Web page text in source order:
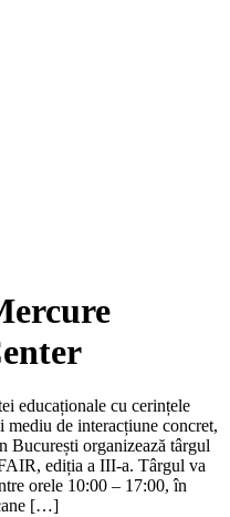
educaționale cu cerințele
de interacțiune concret,
București organizează târgul
ediția a III-a. Târgul va
orele 10:00 – 17:00, în
[…]